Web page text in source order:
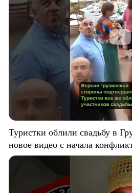
Туристки облили свадьбу в
новое видео с начала